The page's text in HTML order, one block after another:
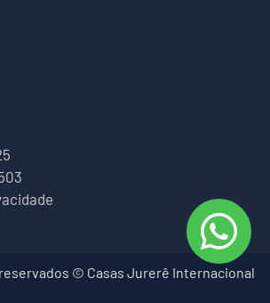
© Casas Jurerê Internacional